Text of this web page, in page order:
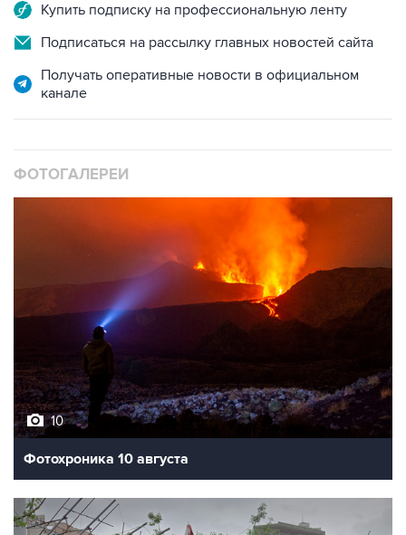
Купить подписку на профессиональную ленту
Подписаться на рассылку главных новостей сайта
Получать оперативные новости в официальном
канале
ФОТОГАЛЕРЕИ
10
Фотохроника 10 августа